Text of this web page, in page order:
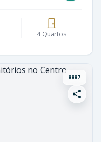
4 Quartos
8887